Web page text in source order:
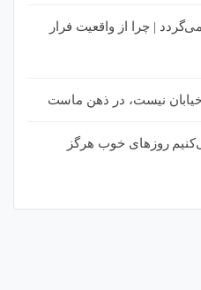
| چرا از واقعیت فرار
نیست، در ذهن ماست
روزهای خوب هرگز